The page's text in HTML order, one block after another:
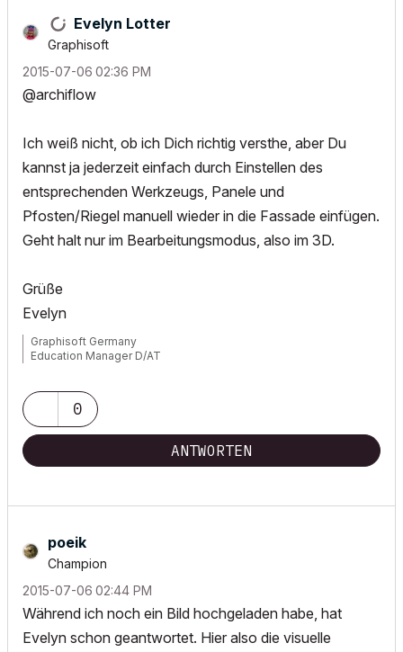
Evelyn Lotter
Graphisoft
‎2015-07-06 02:36 PM
@archiflow
Ich weiß nicht, ob ich Dich richtig versthe, aber Du
kannst ja jederzeit einfach durch Einstellen des
entsprechenden Werkzeugs, Panele und
Pfosten/Riegel manuell wieder in die Fassade einfügen.
Geht halt nur im Bearbeitungsmodus, also im 3D.
Grüße
Evelyn
Graphisoft Germany
Education Manager D/AT
0
ANTWORTEN
poeik
Champion
‎2015-07-06 02:44 PM
Während ich noch ein Bild hochgeladen habe, hat
Evelyn schon geantwortet. Hier also die visuelle